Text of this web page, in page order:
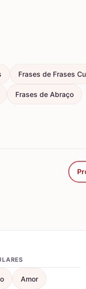
Frases de Frases
Frases de Abraço
Amor